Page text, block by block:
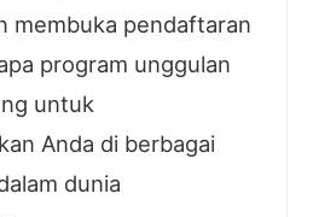
membuka pendaftaran
program unggulan
untuk
Anda di berbagai
dunia